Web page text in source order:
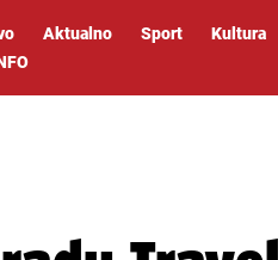
Aktualno Sport Kultura